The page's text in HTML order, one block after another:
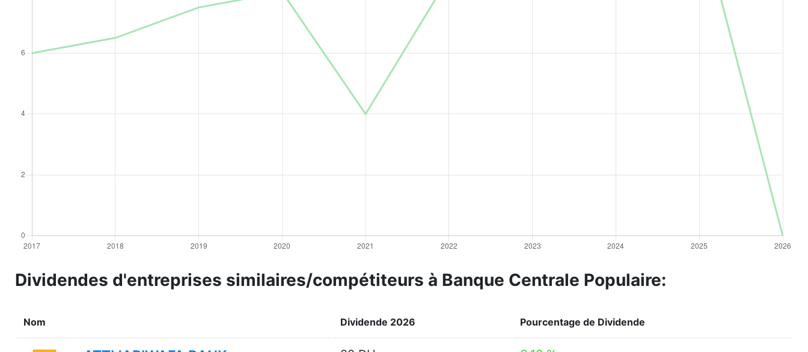
Dividendes d'entreprises similaires/compétiteurs à Banque Centrale Populaire:
Nom Dividende 2026 Pourcentage de Dividende